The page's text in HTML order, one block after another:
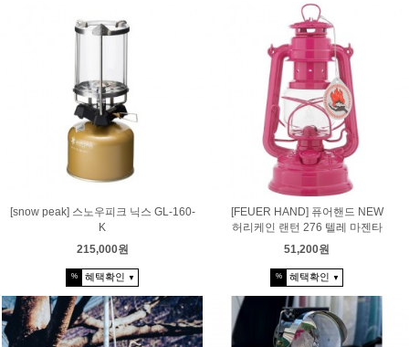
[snow peak] 스노우피크 닉스 GL-160-
K
215,000원
% 혜택확인 ▼
[FEUER HAND] 퓨어핸드 NEW
허리케인 랜턴 276 텔레 마젠타
51,200원
% 혜택확인 ▼